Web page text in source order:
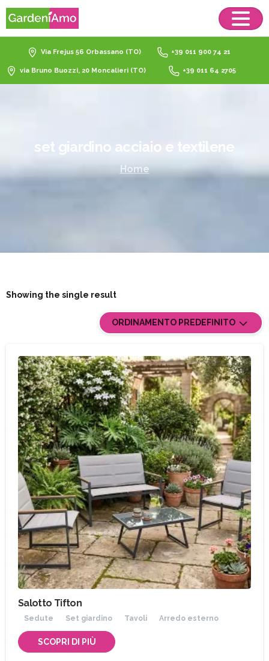
Via Frejus 56 Orbassano (TO) +39 011 900 74 21
via Bruno Buozzi, 20 Moncalieri (TO) +39 011 64 2705
set giardino acciaio e textilene
Home
Showing the single result
ORDINAMENTO PREDEFINITO
Salotto Tifton
Sedute Set giardino Tavoli Arredo esterno
SCOPRI DI PIÙ